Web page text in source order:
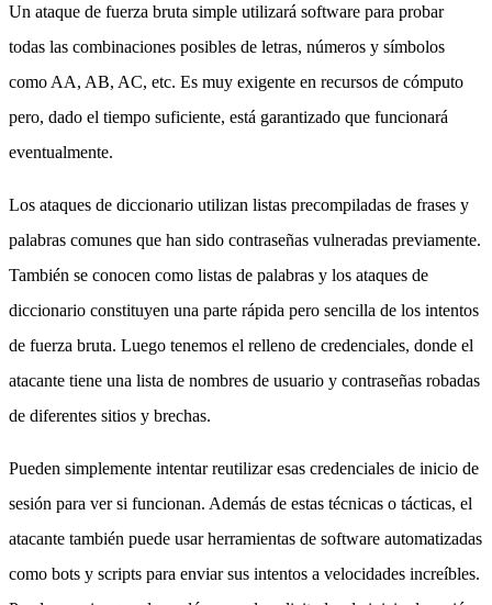
Un ataque de fuerza bruta simple utilizará software para probar
todas las combinaciones posibles de letras, números y símbolos
como AA, AB, AC, etc. Es muy exigente en recursos de cómputo
pero, dado el tiempo suficiente, está garantizado que funcionará
eventualmente.
Los ataques de diccionario utilizan listas precompiladas de frases y
palabras comunes que han sido contraseñas vulneradas previamente.
También se conocen como listas de palabras y los ataques de
diccionario constituyen una parte rápida pero sencilla de los intentos
de fuerza bruta. Luego tenemos el relleno de credenciales, donde el
atacante tiene una lista de nombres de usuario y contraseñas robadas
de diferentes sitios y brechas.
Pueden simplemente intentar reutilizar esas credenciales de inicio de
sesión para ver si funcionan. Además de estas técnicas o tácticas, el
atacante también puede usar herramientas de software automatizadas
como bots y scripts para enviar sus intentos a velocidades increíbles.